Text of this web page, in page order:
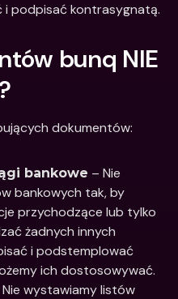
i podpisać kontrasygnatą.
bunq NIE
dokumentów:
bankowe – Nie
bankowych tak, by
przychodzące lub tylko
żadnych innych
i podstemplować
ich dostosowywać.
Nie wystawiamy listów